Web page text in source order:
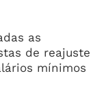
as
de reajuste
mínimos
Crédito,
Aceleração
Entram Numa